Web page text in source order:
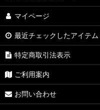
マイページ
最近チェックしたアイテム
特定商取引法表示
ご利用案内
お問い合わせ